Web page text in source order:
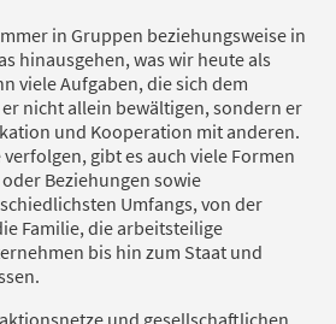
in Gruppen beziehungsweise in
hinausgehen, was wir heute als
viele Aufgaben, die sich dem
nicht allein bewältigen, sondern er
und Kooperation mit anderen.
gibt es auch viele Formen
Beziehungen sowie
Umfangs, von der
Familie, die arbeitsteilige
bis hin zum Staat und